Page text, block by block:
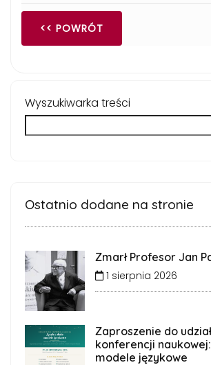
Kulturotwórcza rola
Szaleństwo
<< POWRÓT
Wyszukiwarka treści
Ostatnio dodane na stronie
Zmarł Profesor Jan
1 sierpnia 2026
Zaproszenie do
konferencji
modele językowe